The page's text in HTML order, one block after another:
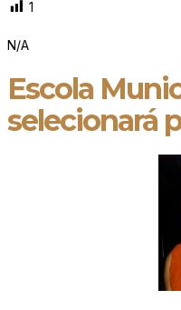
1
N/A
Escola
selecionará